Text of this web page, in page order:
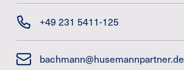
+49 231 5411-125
bachmann@husemannpartner.de